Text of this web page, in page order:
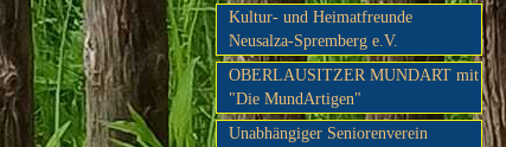
Kultur- und Heimatfreunde
Neusalza-Spremberg e.V.
OBERLAUSITZER MUNDART mit
"Die MundArtigen"
Unabhängiger Seniorenverein